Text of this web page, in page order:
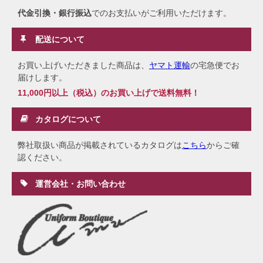
代金引換・銀行振込でのお支払いがご利用いただけます。
配送について
お買い上げいただきました商品は、 ヤマト運輸の宅急便でお
届けします。
11,000円以上（税込）のお買い上げで送料無料！
カタログについて
弊社取扱い商品が掲載されているカタログはこちらからご確
認ください。
運営会社・お問い合わせ